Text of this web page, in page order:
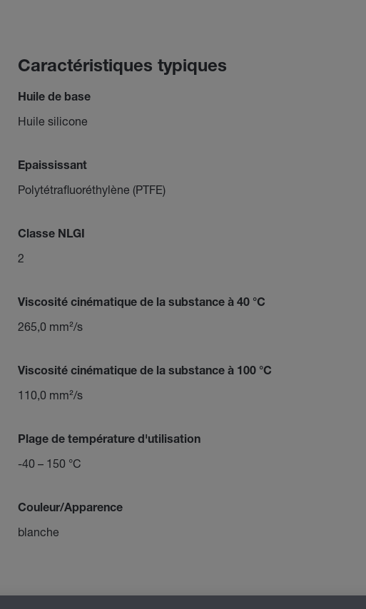
Caractéristiques typiques
Huile de base
Huile silicone
Epaississant
Polytétrafluoréthylène (PTFE)
Classe NLGI
2
Viscosité cinématique de la substance à 40 °C
265,0 mm²/s
Viscosité cinématique de la substance à 100 °C
110,0 mm²/s
Plage de température d'utilisation
-40 – 150 °C
Couleur/Apparence
blanche